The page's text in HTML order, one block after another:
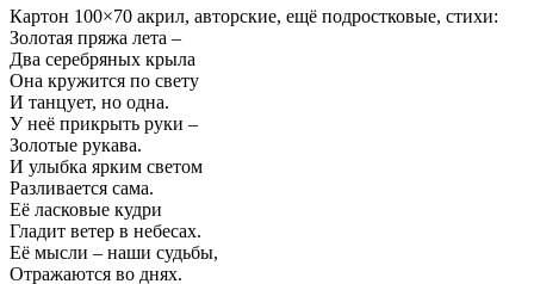
Картон 100×70 акрил, авторские, ещё подростковые, стихи:
Золотая пряжа лета –
Два серебряных крыла
Она кружится по свету
И танцует, но одна.
У неё прикрыть руки –
Золотые рукава.
И улыбка ярким светом
Разливается сама.
Её ласковые кудри
Гладит ветер в небесах.
Её мысли – наши судьбы,
Отражаются во днях.